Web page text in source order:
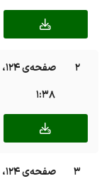
2
صفحه‌ی ۱۲۴، فایل صوتی R01
1:38
3
صفحه‌ی ۱۲۴، فایل صوتی M01